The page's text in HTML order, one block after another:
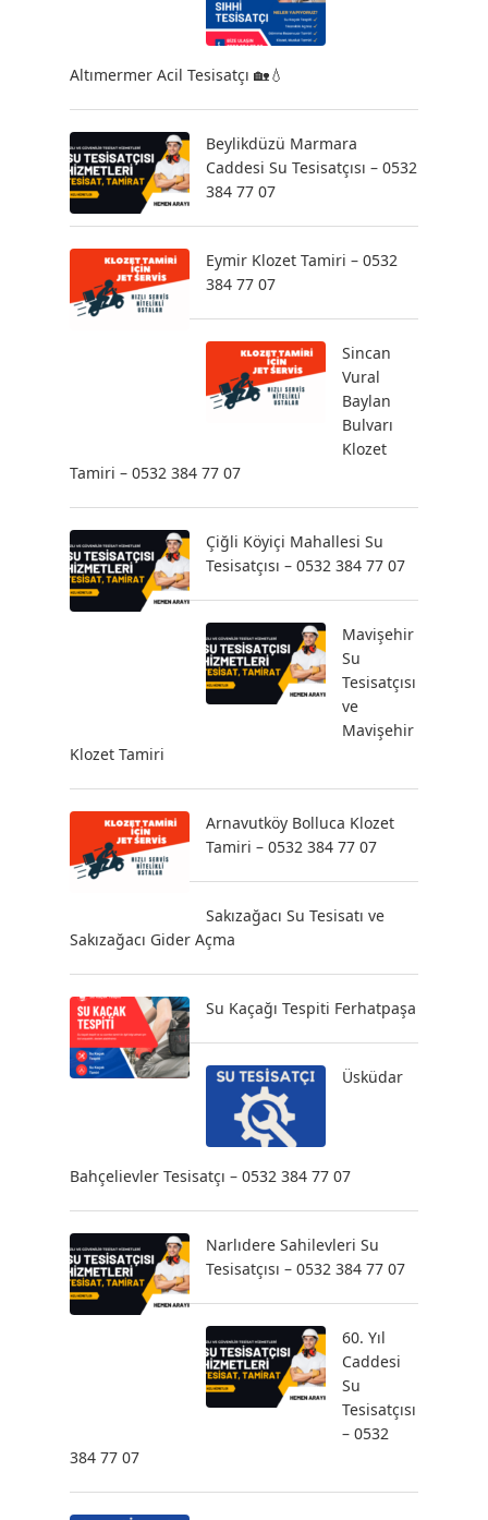
Altımermer Acil Tesisatçı 🏡💧
Beylikdüzü Marmara
Caddesi Su Tesisatçısı – 0532
384 77 07
Eymir Klozet Tamiri – 0532
384 77 07
Sincan
Vural
Baylan
Bulvarı
Klozet
Tamiri – 0532 384 77 07
Çiğli Köyiçi Mahallesi Su
Tesisatçısı – 0532 384 77 07
Mavişehir
Su
Tesisatçısı
ve
Mavişehir
Klozet Tamiri
Arnavutköy Bolluca Klozet
Tamiri – 0532 384 77 07
Sakızağacı Su Tesisatı ve
Sakızağacı Gider Açma
Su Kaçağı Tespiti Ferhatpaşa
Üsküdar
Bahçelievler Tesisatçı – 0532 384 77 07
Narlıdere Sahilevleri Su
Tesisatçısı – 0532 384 77 07
60. Yıl
Caddesi
Su
Tesisatçısı
– 0532
384 77 07